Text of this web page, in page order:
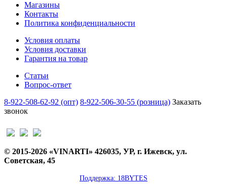
Магазины
Контакты
Политика конфиденциальности
Условия оплаты
Условия доставки
Гарантия на товар
Статьи
Вопрос-ответ
8-922-508-62-92 (опт) 8-922-506-30-55 (розница) Заказать
звонок
© 2015-2026 «VINARTI» 426035, УР, г. Ижевск, ул.
Советская, 45
Поддержка: 18BYTES